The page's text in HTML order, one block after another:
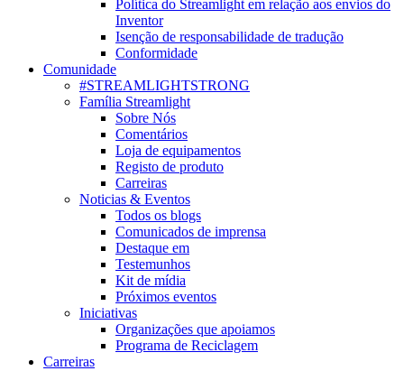
Política do Streamlight em relação aos envios do
Inventor
Isenção de responsabilidade de tradução
Conformidade
Comunidade
#STREAMLIGHTSTRONG
Família Streamlight
Sobre Nós
Comentários
Loja de equipamentos
Registo de produto
Carreiras
Noticias & Eventos
Todos os blogs
Comunicados de imprensa
Destaque em
Testemunhos
Kit de mídia
Próximos eventos
Iniciativas
Organizações que apoiamos
Programa de Reciclagem
Carreiras